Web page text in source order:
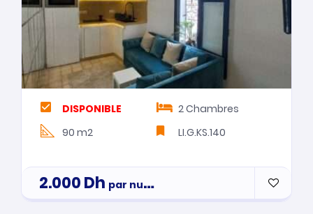
DISPONIBLE 2Chambres
90 m2
LI.G.KS.140
2.000Dh par nuitée